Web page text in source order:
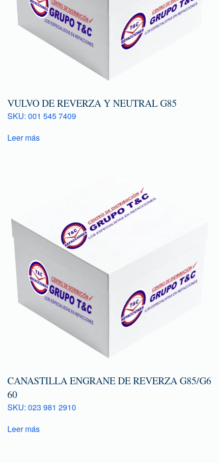
VULVO DE REVERZA Y NEUTRAL G85
SKU: 001 545 7409
Leer más
CANASTILLA ENGRANE DE REVERZA G85/G6
60
SKU: 023 981 2910
Leer más